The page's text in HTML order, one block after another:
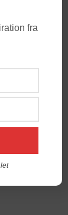
Email
fra